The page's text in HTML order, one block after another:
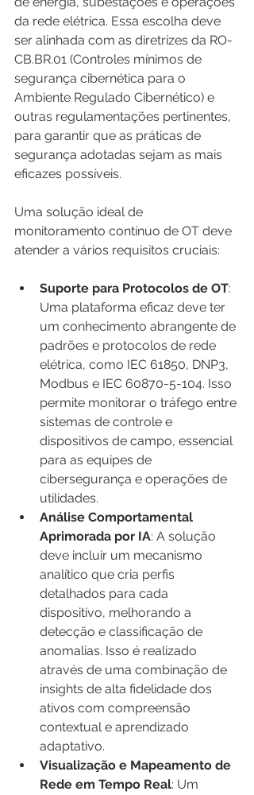
da rede elétrica. Essa escolha deve
ser alinhada com as diretrizes da RO-
CB.BR.01 (Controles mínimos de
segurança cibernética para o
Ambiente Regulado Cibernético) e
outras regulamentações pertinentes,
para garantir que as práticas de
segurança adotadas sejam as mais
eficazes possíveis.
Uma solução ideal de
monitoramento contínuo de OT deve
atender a vários requisitos cruciais:
Suporte para Protocolos de OT:
Uma plataforma eficaz deve ter
um conhecimento abrangente de
padrões e protocolos de rede
elétrica, como IEC 61850, DNP3,
Modbus e IEC 60870-5-104. Isso
permite monitorar o tráfego entre
sistemas de controle e
dispositivos de campo, essencial
para as equipes de
cibersegurança e operações de
utilidades.
Análise Comportamental
Aprimorada por IA: A solução
deve incluir um mecanismo
analítico que cria perfis
detalhados para cada
dispositivo, melhorando a
detecção e classificação de
anomalias. Isso é realizado
através de uma combinação de
insights de alta fidelidade dos
ativos com compreensão
contextual e aprendizado
adaptativo.
Visualização e Mapeamento de
Rede em Tempo Real: Um